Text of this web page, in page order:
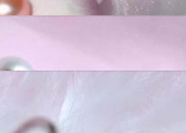
in Gelbgold 585
mit Diamanten